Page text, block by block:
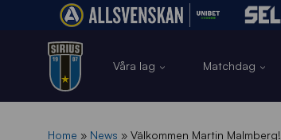
Våra lag Matchdag
Home » News » Välkommen Martin Malmberg!